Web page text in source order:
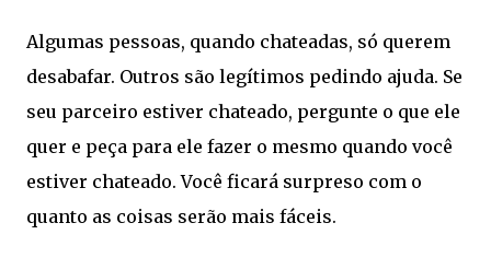
Algumas pessoas, quando chateadas, só querem
desabafar. Outros são legítimos pedindo ajuda. Se
seu parceiro estiver chateado, pergunte o que ele
quer e peça para ele fazer o mesmo quando você
estiver chateado. Você ficará surpreso com o
quanto as coisas serão mais fáceis.